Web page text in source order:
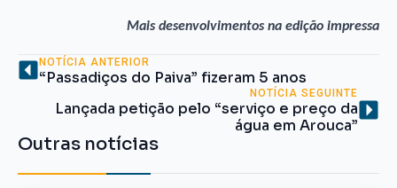
Mais desenvolvimentos na edição impressa
NOTÍCIA ANTERIOR
“Passadiços do Paiva” fizeram 5 anos
NOTÍCIA SEGUINTE
Lançada petição pelo “serviço e preço da
água em Arouca”
Outras notícias